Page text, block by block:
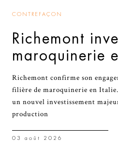
CONTREFAÇON
Richemont
maroquinerie
Richemont confirme son
filière de maroquinerie en
un nouvel investissement
production
03 août 2026